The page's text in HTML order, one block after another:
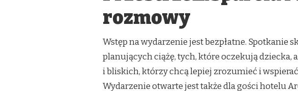
rozmowy
Wstęp na wydarzenie jest bezpłatne. Spotkanie
planujących ciążę, tych, które oczekują dziecka,
i bliskich, którzy chcą lepiej zrozumieć i
Wydarzenie otwarte jest także dla gości hotelu